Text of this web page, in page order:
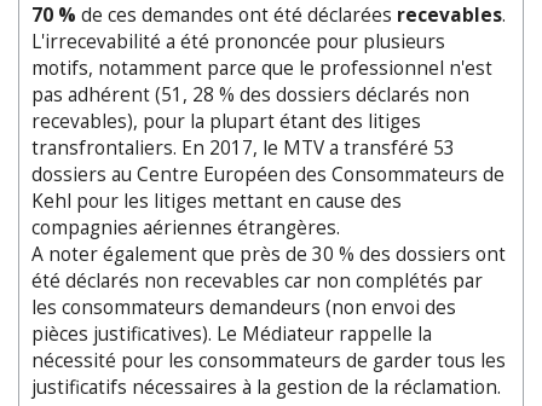
70 % de ces demandes ont été déclarées recevables.
L'irrecevabilité a été prononcée pour plusieurs
motifs, notamment parce que le professionnel n'est
pas adhérent (51, 28 % des dossiers déclarés non
recevables), pour la plupart étant des litiges
transfrontaliers. En 2017, le MTV a transféré 53
dossiers au Centre Européen des Consommateurs de
Kehl pour les litiges mettant en cause des
compagnies aériennes étrangères.
A noter également que près de 30 % des dossiers ont
été déclarés non recevables car non complétés par
les consommateurs demandeurs (non envoi des
pièces justificatives). Le Médiateur rappelle la
nécessité pour les consommateurs de garder tous les
justificatifs nécessaires à la gestion de la réclamation.